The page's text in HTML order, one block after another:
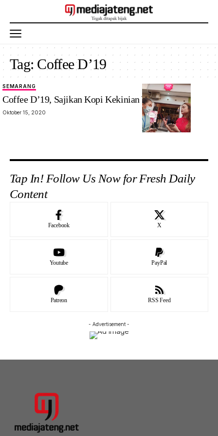
Tag: Coffee D’19
SEMARANG
Coffee D’19, Sajikan Kopi Kekinian Yang Sehat
Oktober 15, 2020
Tap In! Follow Us Now for Fresh Daily
Content
Facebook X
Youtube PayPal
Patreon RSS Feed
- Advertisement -